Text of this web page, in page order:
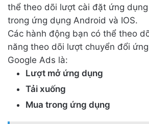
thể theo dõi lượt cài đặt ứng
trong ứng dụng Android và IOS.
Các hành động bạn có thể theo
năng theo dõi lượt chuyển đổi
Google Ads là:
Lượt mở ứng dụng
Tải xuống
Mua trong ứng dụng